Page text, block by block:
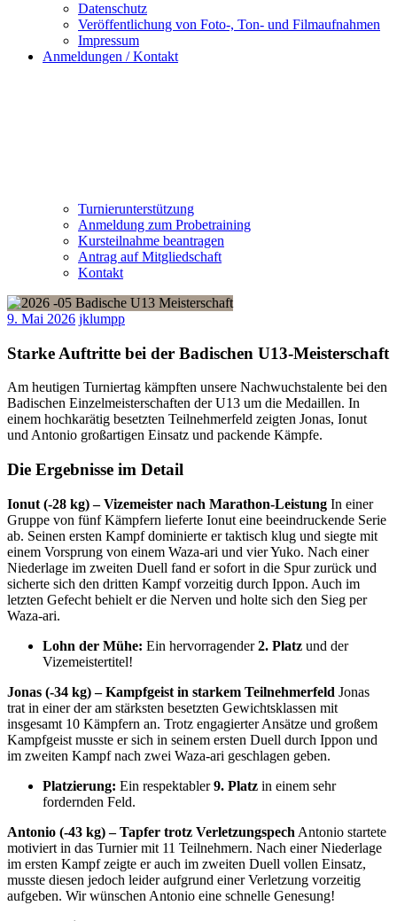
Datenschutz
Veröffentlichung von Foto-, Ton- und Filmaufnahmen
Impressum
Anmeldungen / Kontakt
Turnierunterstützung
Anmeldung zum Probetraining
Kursteilnahme beantragen
Antrag auf Mitgliedschaft
Kontakt
9. Mai 2026 jklumpp
Starke Auftritte bei der Badischen U13-Meisterschaft
Am heutigen Turniertag kämpften unsere Nachwuchstalente bei den
Badischen Einzelmeisterschaften der U13 um die Medaillen. In
einem hochkarätig besetzten Teilnehmerfeld zeigten Jonas, Ionut
und Antonio großartigen Einsatz und packende Kämpfe.
Die Ergebnisse im Detail
Ionut (-28 kg) – Vizemeister nach Marathon-Leistung In einer
Gruppe von fünf Kämpfern lieferte Ionut eine beeindruckende Serie
ab. Seinen ersten Kampf dominierte er taktisch klug und siegte mit
einem Vorsprung von einem Waza-ari und vier Yuko. Nach einer
Niederlage im zweiten Duell fand er sofort in die Spur zurück und
sicherte sich den dritten Kampf vorzeitig durch Ippon. Auch im
letzten Gefecht behielt er die Nerven und holte sich den Sieg per
Waza-ari.
Lohn der Mühe: Ein hervorragender2. Platz und der
Vizemeistertitel!
Jonas (-34 kg) – Kampfgeist in starkem Teilnehmerfeld Jonas
trat in einer der am stärksten besetzten Gewichtsklassen mit
insgesamt 10 Kämpfern an. Trotz engagierter Ansätze und großem
Kampfgeist musste er sich in seinem ersten Duell durch Ippon und
im zweiten Kampf nach zwei Waza-ari geschlagen geben.
Platzierung: Ein respektabler9. Platz in einem sehr
fordernden Feld.
Antonio (-43 kg) – Tapfer trotz Verletzungspech Antonio startete
motiviert in das Turnier mit 11 Teilnehmern. Nach einer Niederlage
im ersten Kampf zeigte er auch im zweiten Duell vollen Einsatz,
musste diesen jedoch leider aufgrund einer Verletzung vorzeitig
aufgeben. Wir wünschen Antonio eine schnelle Genesung!